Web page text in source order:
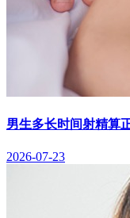
男生多长时间射精算
2026-07-23